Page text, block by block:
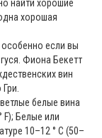
найти хорошие
хорошая
если вы
Фиона Бекетт
вин
белые вина
F); Белые или
10–12 ° C (50–